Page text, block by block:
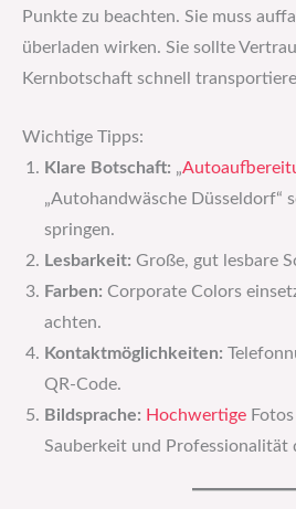
Punkte zu beachten. Sie muss
überladen wirken. Sie sollte
Kernbotschaft schnell
Wichtige Tipps:
Klare Botschaft: „
„Autohandwäsche Düsseldorf“
springen.
Lesbarkeit: Große, gut lesbare
Farben: Corporate Colors
achten.
Kontaktmöglichkeiten:
QR-Code.
Bildsprache: Hochwertige
Sauberkeit und Professionalität